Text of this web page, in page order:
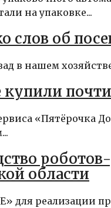
на упаковке...
слов об
в нашем
купили
«Пятёрочка
области
для реализации